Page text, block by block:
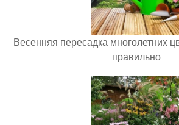
Весенняя пересадка многолетних
правильно